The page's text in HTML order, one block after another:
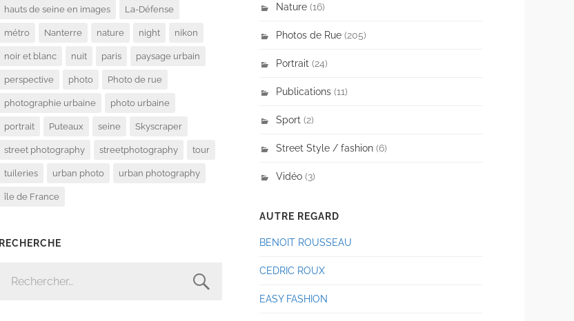
hauts de seine en images La-Défense
métro Nanterre nature night nikon
noir et blanc nuit paris paysage urbain
perspective photo Photo de rue
photographie urbaine photo urbaine
portrait Puteaux seine Skyscraper
street photography streetphotography tour
tuileries urban photo urban photography
île de France
RECHERCHE
Nature (16)
Photos de Rue (205)
Portrait (24)
Publications (11)
Sport (2)
Street Style / fashion (6)
Vidéo (3)
AUTRE REGARD
BENOIT ROUSSEAU
CEDRIC ROUX
EASY FASHION